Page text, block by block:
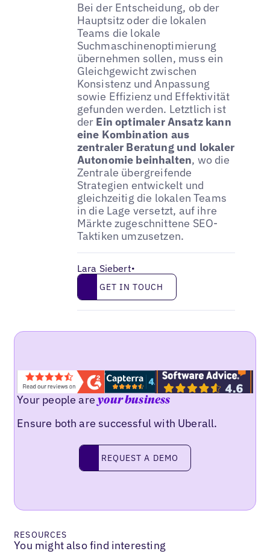
Bei der Entscheidung, ob der
Hauptsitz oder die lokalen
Teams die lokale
Suchmaschinenoptimierung
übernehmen sollen, muss ein
Gleichgewicht zwischen
Konsistenz und Anpassung
sowie Effizienz und Effektivität
gefunden werden. Letztlich ist
der Ein optimaler Ansatz kann
eine Kombination aus
zentraler Beratung und lokaler
Autonomie beinhalten, wo die
Zentrale übergreifende
Strategien entwickelt und
gleichzeitig die lokalen Teams
in die Lage versetzt, auf ihre
Märkte zugeschnittene SEO-
Taktiken umzusetzen.
Lara Siebert•
Get in touch
GET IN TOUCH
Your people areyour business
Ensure both are successful with Uberall.
Request a demo
REQUEST A DEMO
RESOURCES
You might also find interesting